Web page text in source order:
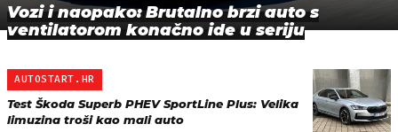
Vozi i naopako: Brutalno brzi auto s
ventilatorom konačno ide u seriju
AUTOSTART.HR
Test Škoda Superb PHEV SportLine Plus: Velika
limuzina troši kao mali auto